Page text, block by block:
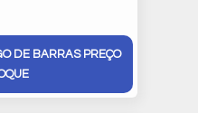
DE BARRAS PREÇO